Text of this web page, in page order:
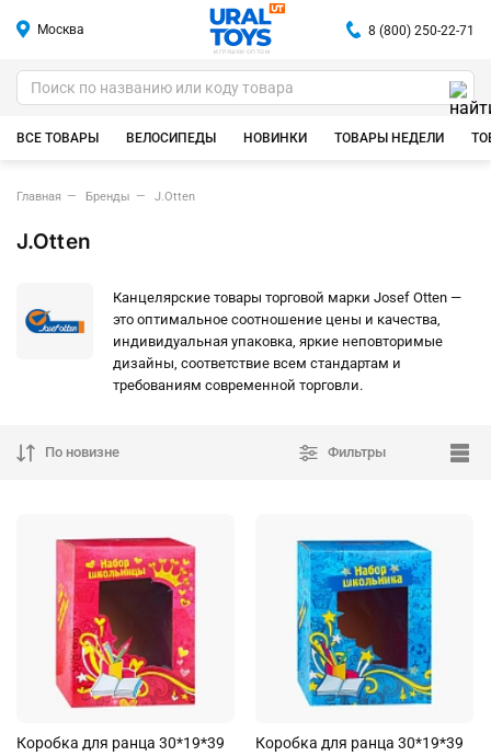
Москва
ИГРУШКИ ОПТОМ
8 (800) 250-22-71
ВСЕ ТОВАРЫ ВЕЛОСИПЕДЫ НОВИНКИ ТОВАРЫ НЕДЕЛИ
Главная Бренды J.Otten
J.Otten
Канцелярские товары торговой марки Josef Otten —
это оптимальное соотношение цены и качества,
индивидуальная упаковка, яркие неповторимые
дизайны, соответствие всем стандартам и
требованиям современной торговли.
По новизне Фильтры
Коробка для ранца 30*19*39
Коробка для ранца 30*19*39